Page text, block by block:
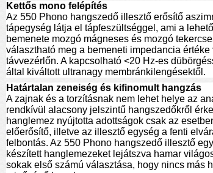
Kettős mono felépítés
Az 550 Phono hangszedő illesztő erősítő
tápegység látja el tápfeszültséggel, ami a
bemenete mozgó mágneses és mozgó
választható meg a bemeneti impedancia
távvezérlőn. A kapcsolható <20 Hz-es
által kiváltott ultranagy membránkilengésektől.
Határtalan zeneiség és kifinomult hangzás
A zajnak és a torzításnak nem lehet helye az
rendkívül alacsony jelszintű hangszedőkről
hanglemez nyújtotta adottságok csak az
előerősítő, illetve az illesztő egység a fenti
felbontás. Az 550 Phono hangszedő illesztő
készített hanglemezeket lejátszva hamar
sokak első számú választása, hogy nincs más